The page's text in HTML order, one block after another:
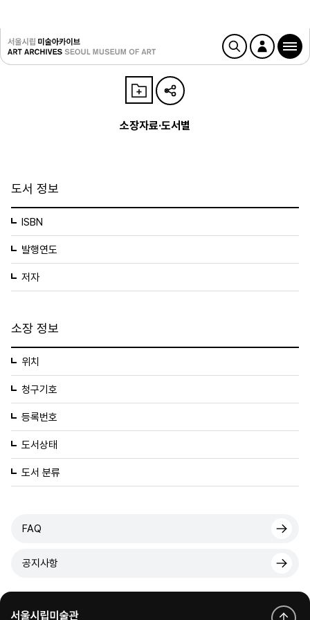
소장자료·도서별
도서 정보
ISBN
발행연도
저자
소장 정보
위치
청구기호
등록번호
도서상태
도서 분류
FAQ
공지사항